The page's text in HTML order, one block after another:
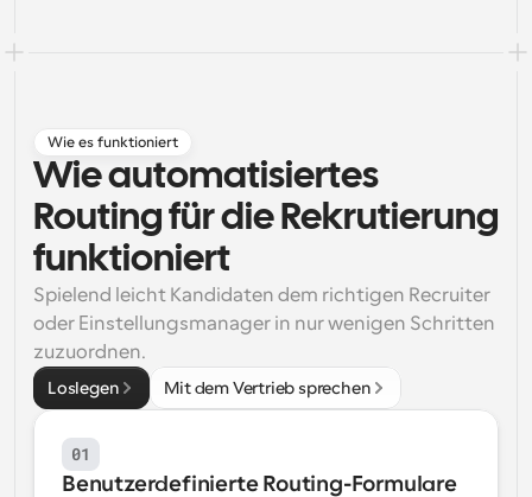
Supercharged Planung mit KI-gestützten Anrufen
Bleiben Sie auf dem Laufenden über die neuesten
Nachrichten und Updates.
Sofortige Besprechungen
Treffen Sie sich in wenigen Minuten mit Kunden
Dynamische Gruppenlinks
Nahtlos Meetings mit mehreren Personen buchen
Webhooks
Erhalten Sie eine Benachrichtigung, wenn etwas
passiert
Wie es funktioniert
Wie automatisiertes
Routing für die Rekrutierung
funktioniert
Spielend leicht Kandidaten dem richtigen Recruiter
oder Einstellungsmanager in nur wenigen Schritten
zuzuordnen.
Loslegen Mit dem Vertrieb sprechen
01
Benutzerdefinierte Routing-Formulare